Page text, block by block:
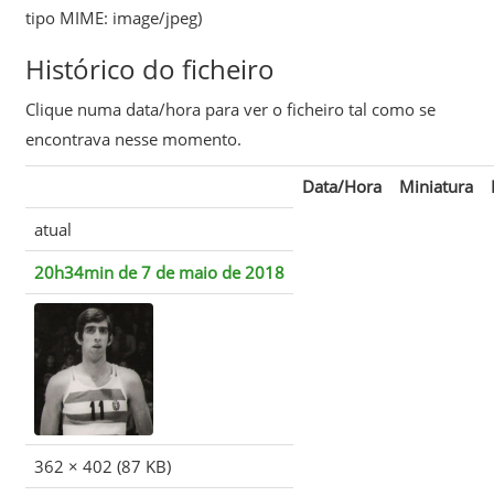
tipo MIME: image/jpeg)
Histórico do ficheiro
Clique numa data/hora para ver o ficheiro tal como se
encontrava nesse momento.
Data/Hora Miniatura
atual
20h34min de 7 de maio de 2018
362 × 402 (87 KB)